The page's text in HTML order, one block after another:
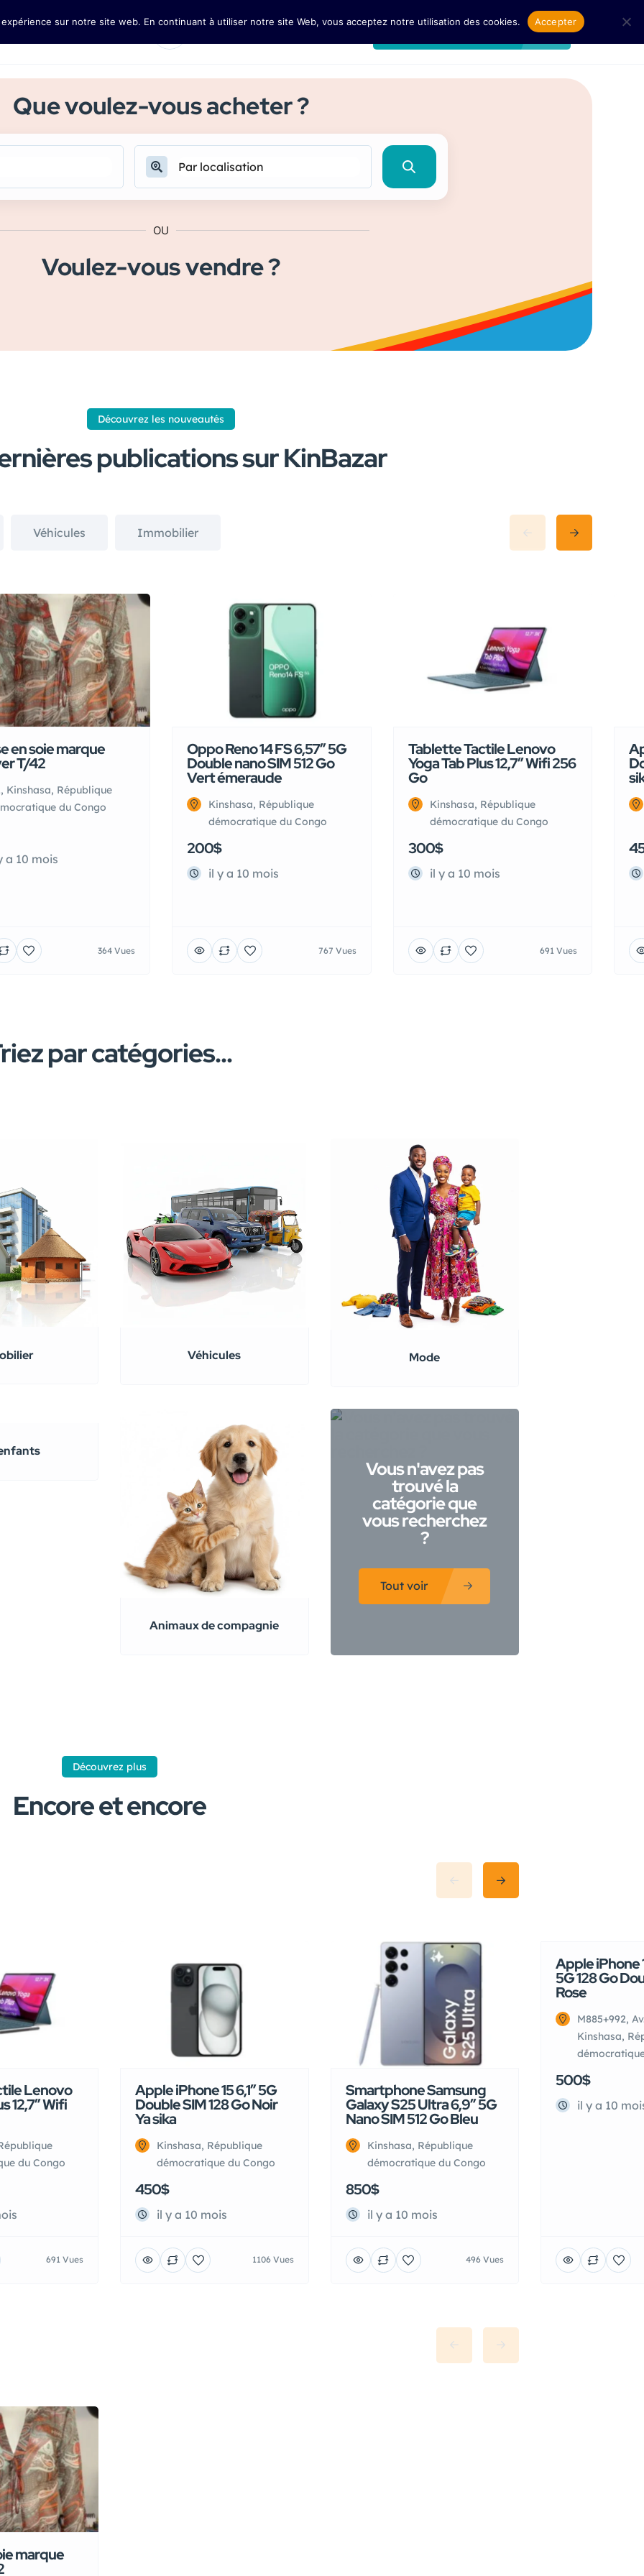
S'enregistrer
Que voulez-vous acheter ?
OU
Voulez-vous vendre ?
Découvrez les nouveautés
publications sur KinBazar
Véhicules Immobilier
en soie marque
T/42
Kinshasa, République
du Congo
a 10 mois
364 Vues
Oppo Reno 14 FS 6,57″ 5G
Double nano SIM 512 Go
Vert émeraude
Kinshasa, République
démocratique du Congo
200$
il y a 10 mois
767 Vues
Tablette Tactile Lenovo
Yoga Tab Plus 12,7″ Wifi 256
Go
Kinshasa, République
démocratique du Congo
300$
il y a 10 mois
691 Vues
par catégories...
Véhicules Mode
Animaux de compagnie
Vous n'avez pas
trouvé la
catégorie que
vous recherchez
?
Tout voir
Découvrez plus
Encore et encore
Lenovo
12,7″ Wifi
du Congo
691 Vues
Apple iPhone 15 6,1″ 5G
Double SIM 128 Go Noir
Ya sika
Kinshasa, République
démocratique du Congo
450$
il y a 10 mois
1106 Vues
Smartphone Samsung
Galaxy S25 Ultra 6,9″ 5G
Nano SIM 512 Go Bleu
Kinshasa, République
démocratique du Congo
850$
il y a 10 mois
496 Vues
Apple iPhone
5G 128 Go
Rose
M885+992,
Kinshasa,
500$
il y a 10
marque
sur notre site web. En continuant à utiliser notre site Web, vous acceptez notre utilisation des cookies. Accepter